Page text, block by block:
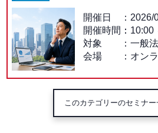
開催日
2026/
開催時間： 10:00
対象
一般
会場
オン
このカテゴリーのセミナー